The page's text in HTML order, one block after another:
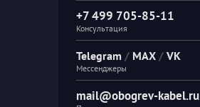
+7 499 705-85-11
Консультация
Telegram / MAX / VK
Мессенджеры
mail@obogrev-kabel.ru